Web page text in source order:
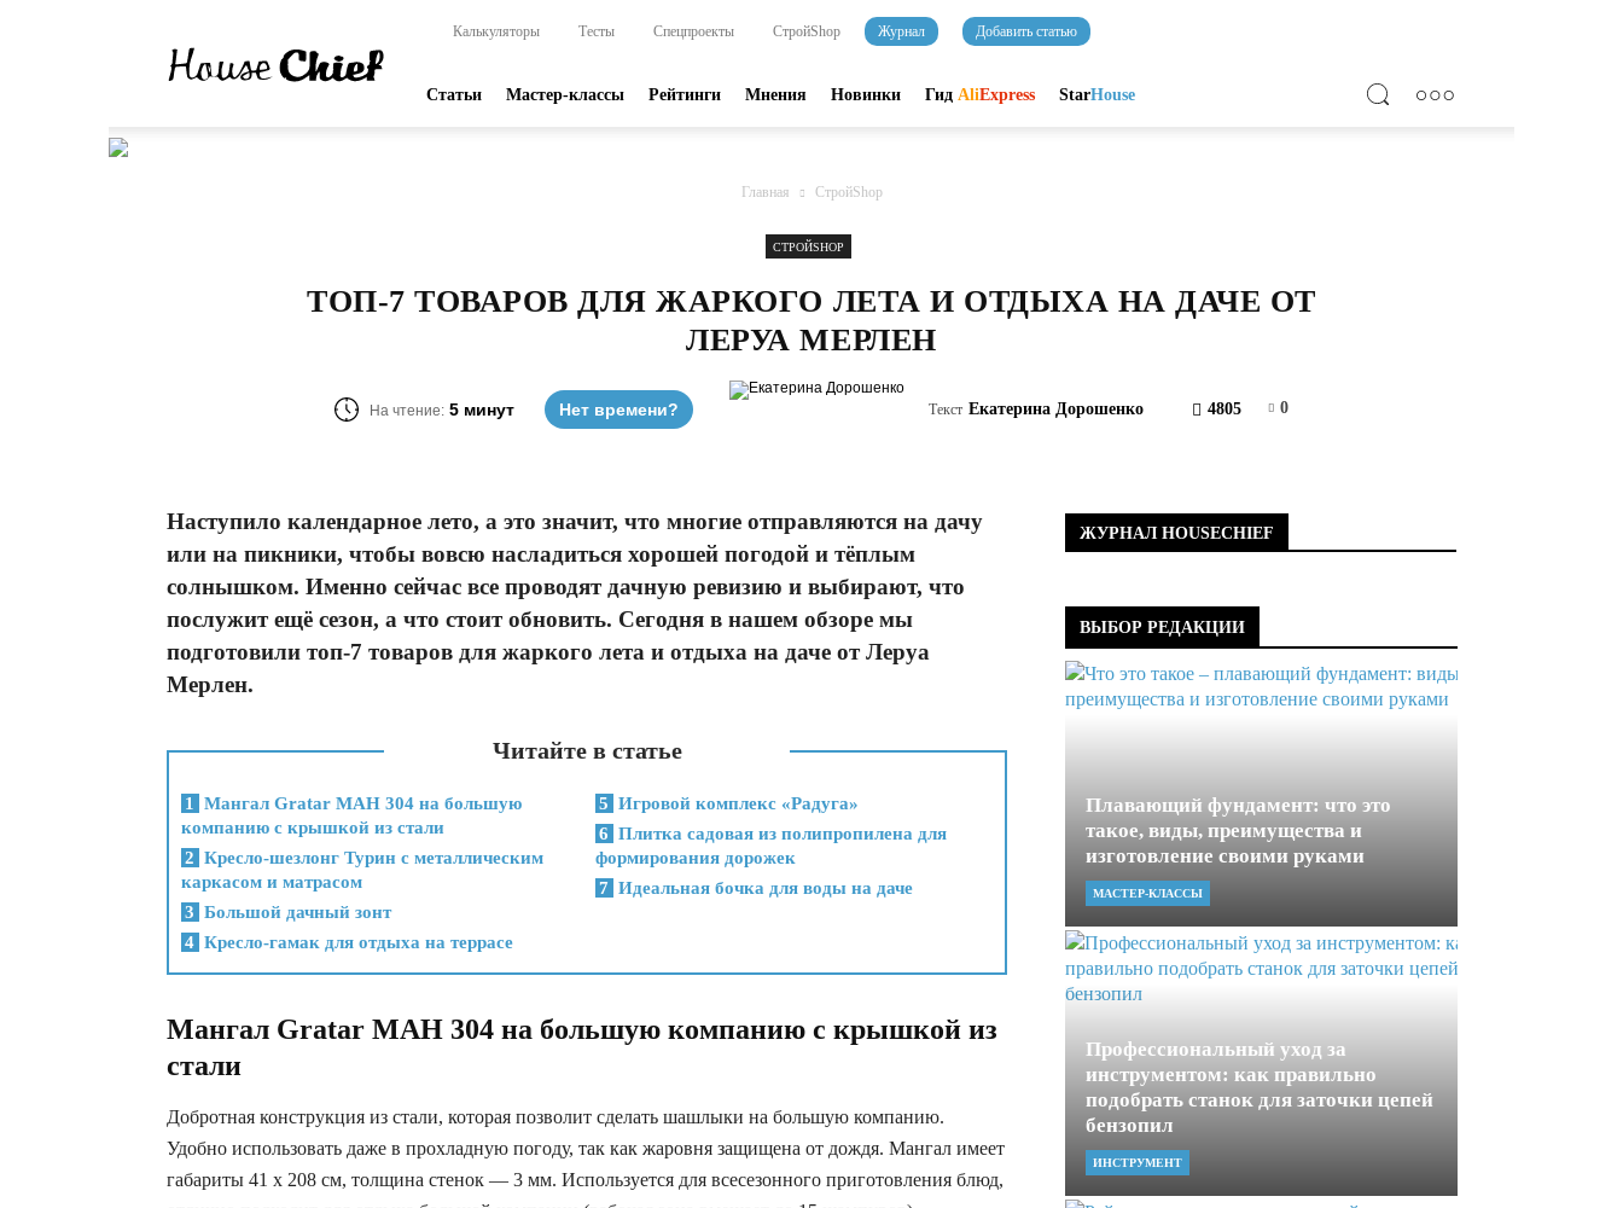
online-
издание
Калькуляторы Тесты Спецпроекты СтройShop Журнал Добавить статью
Статьи Мастер-классы Рейтинги Мнения Новинки Гид AliExpress StarHouse
Главная СтройShop
СТРОЙSHOP
ТОП-7 ТОВАРОВ ДЛЯ ЖАРКОГО ЛЕТА И ОТДЫХА НА ДАЧЕ ОТ
ЛЕРУА МЕРЛЕН
На чтение: 5 минут Нет времени? Текст Екатерина Дорошенко 4805 0
Наступило календарное лето, а это значит, что многие отправляются на дачу
или на пикники, чтобы вовсю насладиться хорошей погодой и тёплым
солнышком. Именно сейчас все проводят дачную ревизию и выбирают, что
послужит ещё сезон, а что стоит обновить. Сегодня в нашем обзоре мы
подготовили топ-7 товаров для жаркого лета и отдыха на даче от Леруа
Мерлен.
Читайте в статье
1
Мангал Gratar МАН 304 на большую
компанию с крышкой из стали
2 Кресло-шезлонг Турин с металлическим
каркасом и матрасом
3 Большой дачный зонт
4 Кресло-гамак для отдыха на террасе
5 Игровой комплекс «Радуга»
6 Плитка садовая из полипропилена для
формирования дорожек
7 Идеальная бочка для воды на даче
Мангал Gratar МАН 304 на большую компанию с крышкой из
стали
Добротная конструкция из стали, которая позволит сделать шашлыки на большую компанию.
Удобно использовать даже в прохладную погоду, так как жаровня защищена от дождя. Мангал имеет
габариты 41 х 208 см, толщина стенок — 3 мм. Используется для всесезонного приготовления блюд,
ЖУРНАЛ HOUSECHIEF
ВЫБОР РЕДАКЦИИ
Плавающий фундамент: что это
такое, виды, преимущества и
изготовление своими руками
МАСТЕР-КЛАССЫ
Профессиональный уход за
инструментом: как правильно
подобрать станок для заточки цепей
бензопил
ИНСТРУМЕНТ